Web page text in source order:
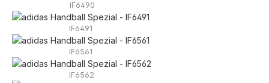
IF6490
IF6491
IF6561
IF6562